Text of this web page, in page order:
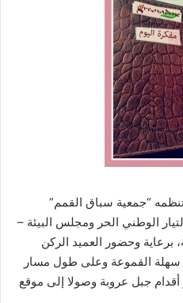
تنظمه “جمعية سباق القمم”
الوطني الحر ومجلس البيئة –
برعاية وحضور العميد الركن
سهلة القموعة وعلى طول مسار
أقدام جبل عروبة وصولا إلى موقع